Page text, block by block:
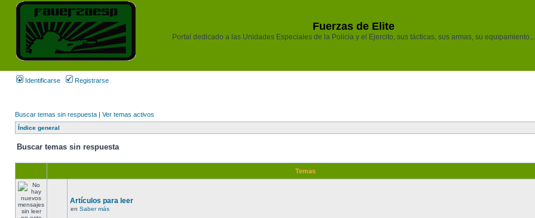
Fuerzas de Elite
Portal dedicado a las Unidades Especiales de la Policia y el Ejercito, sus tácticas, sus armas, su equipamiento...
Identificarse Registrarse
Buscar temas sin respuesta | Ver temas activos
Índice general
Buscar temas sin respuesta
Temas
Artículos para leer
en Saber más